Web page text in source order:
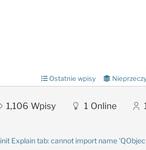
Ostatnie wpisy
1,106 Wpisy 1 Online
init Explain tab: cannot import name